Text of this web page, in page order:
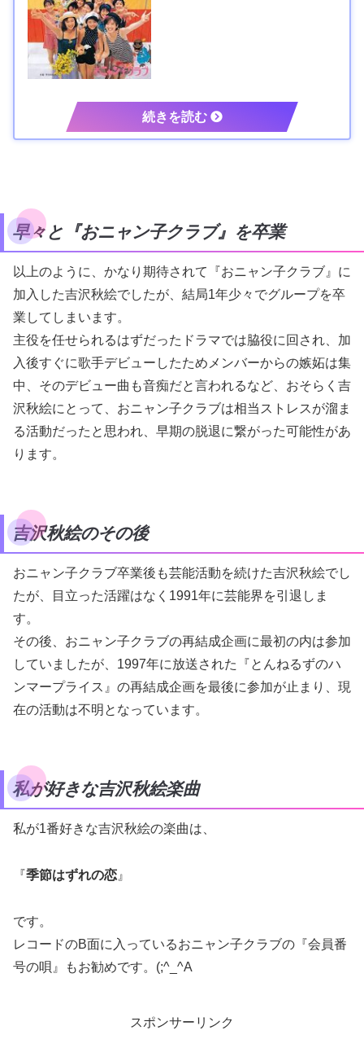
早々と『おニャン子クラブ』を卒業
以上のように、かなり期待されて『おニャン子クラブ』に
加入した吉沢秋絵でしたが、結局1年少々でグループを卒
業してしまいます。
主役を任せられるはずだったドラマでは脇役に回され、加
入後すぐに歌手デビューしたためメンバーからの嫉妬は集
中、そのデビュー曲も音痴だと言われるなど、おそらく吉
沢秋絵にとって、おニャン子クラブは相当ストレスが溜ま
る活動だったと思われ、早期の脱退に繋がった可能性があ
ります。
吉沢秋絵のその後
おニャン子クラブ卒業後も芸能活動を続けた吉沢秋絵でし
たが、目立った活躍はなく1991年に芸能界を引退しま
す。
その後、おニャン子クラブの再結成企画に最初の内は参加
していましたが、1997年に放送された『とんねるずのハ
ンマープライス』の再結成企画を最後に参加が止まり、現
在の活動は不明となっています。
私が好きな吉沢秋絵楽曲
私が1番好きな吉沢秋絵の楽曲は、
『季節はずれの恋 』
です。
レコードのB面に入っているおニャン子クラブの『会員番
号の唄』もお勧めです。(;^_^A
スポンサーリンク